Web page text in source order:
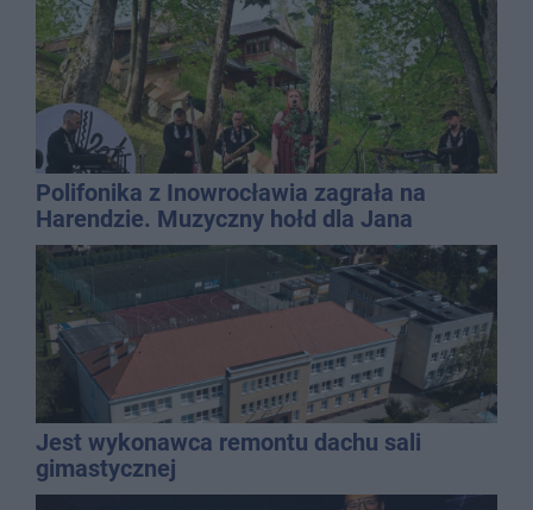
Polifonika z Inowrocławia zagrała na
Harendzie. Muzyczny hołd dla Jana
Kasprowicza
Jest wykonawca remontu dachu sali
gimastycznej